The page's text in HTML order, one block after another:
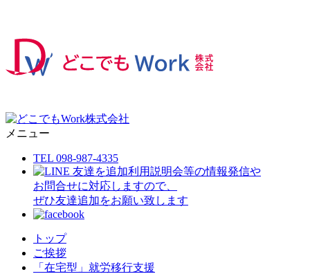
メニュー
TEL 098-987-4335
利用説明会等の情報発信や
お問合せに対応しますので、
ぜひ友達追加をお願い致します
トップ
ご挨拶
「在宅型」就労移行支援